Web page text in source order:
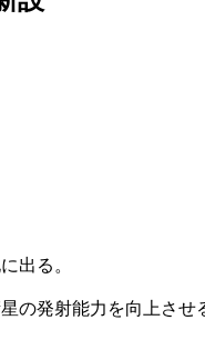
出る。
の発射能力を向上さ